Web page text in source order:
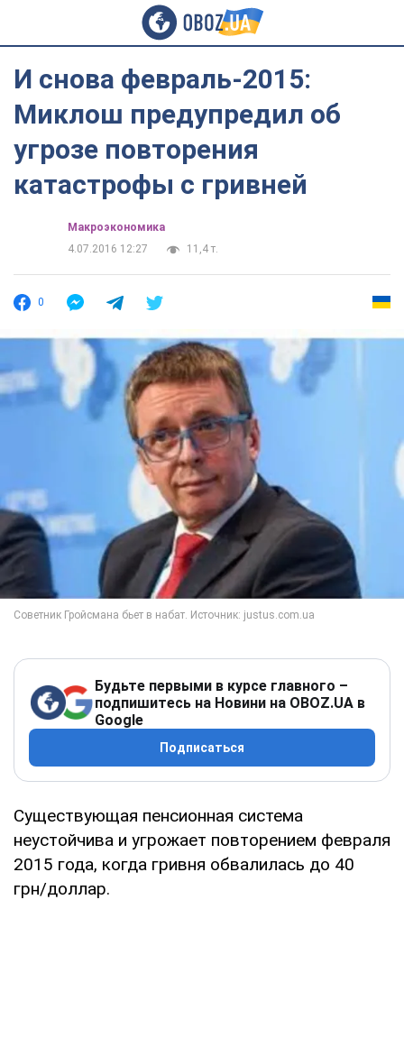
И снова февраль-2015:
Миклош предупредил об
угрозе повторения
катастрофы с гривней
Mакроэкономика
4.07.2016 12:27
11,4 т.
0
Будьте первыми в курсе главного –
подпишитесь на Новини на OBOZ.UA в
Google
Подписаться
Существующая пенсионная система
неустойчива и угрожает повторением февраля
2015 года, когда гривня обвалилась до 40
грн/доллар.